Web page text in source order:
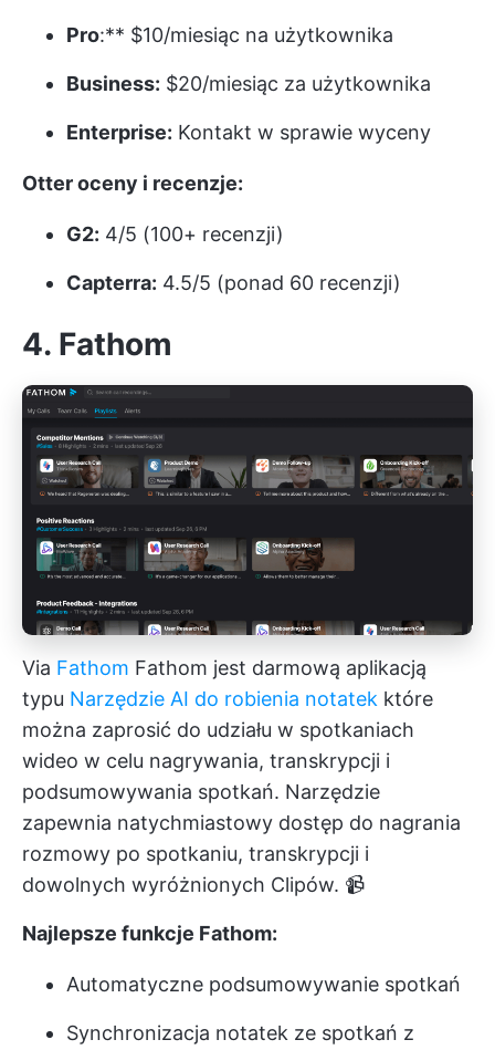
Pro:** $10/miesiąc na użytkownika
Business: $20/miesiąc za użytkownika
Enterprise: Kontakt w sprawie wyceny
Otter oceny i recenzje:
G2: 4/5 (100+ recenzji)
Capterra: 4.5/5 (ponad 60 recenzji)
4. Fathom
Via Fathom Fathom jest darmową aplikacją
typu Narzędzie AI do robienia notatek które
można zaprosić do udziału w spotkaniach
wideo w celu nagrywania, transkrypcji i
podsumowywania spotkań. Narzędzie
zapewnia natychmiastowy dostęp do nagrania
rozmowy po spotkaniu, transkrypcji i
dowolnych wyróżnionych Clipów. 📹
Najlepsze funkcje Fathom:
Automatyczne podsumowywanie spotkań
Synchronizacja notatek ze spotkań z